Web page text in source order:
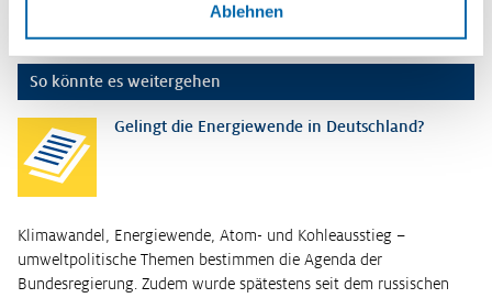
Ablehnen
So könnte es weitergehen
Gelingt die Energiewende in Deutschland?
Klimawandel, Energiewende, Atom- und Kohleausstieg –
umweltpolitische Themen bestimmen die Agenda der
Bundesregierung. Zudem wurde spätestens seit dem russischen